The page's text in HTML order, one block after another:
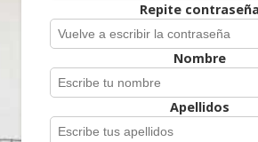
Repite contraseña
Nombre
Apellidos